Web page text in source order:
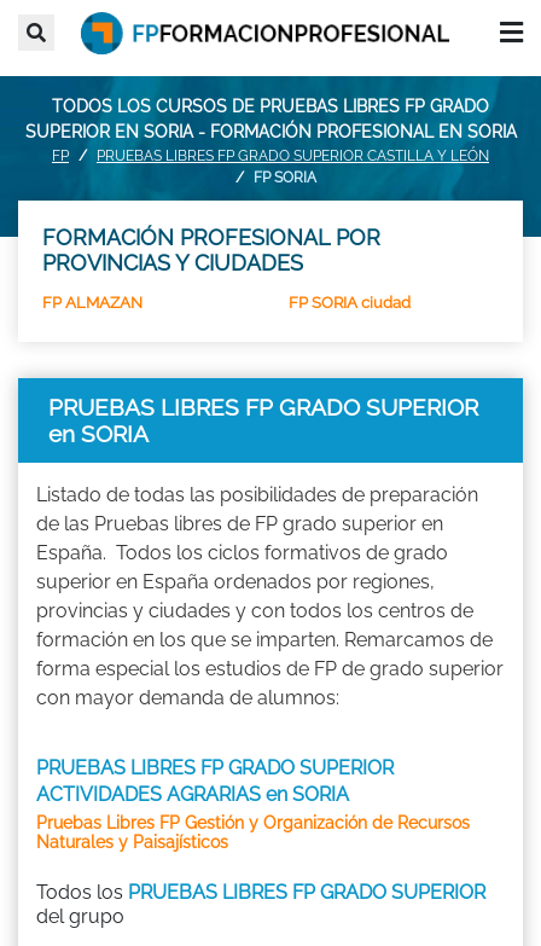
TODOS LOS CURSOS DE PRUEBAS LIBRES FP GRADO
SUPERIOR EN SORIA - FORMACIÓN PROFESIONAL EN SORIA
FP
PRUEBAS LIBRES FP GRADO SUPERIOR CASTILLA Y LEÓN
FP SORIA
FORMACIÓN PROFESIONAL POR
PROVINCIAS Y CIUDADES
FP ALMAZAN FP SORIA ciudad
PRUEBAS LIBRES FP GRADO SUPERIOR
en SORIA
Listado de todas las posibilidades de preparación
de las Pruebas libres de FP grado superior en
España. Todos los ciclos formativos de grado
superior en España ordenados por regiones,
provincias y ciudades y con todos los centros de
formación en los que se imparten. Remarcamos de
forma especial los estudios de FP de grado superior
con mayor demanda de alumnos:
PRUEBAS LIBRES FP GRADO SUPERIOR
ACTIVIDADES AGRARIAS en SORIA
Pruebas Libres FP Gestión y Organización de Recursos
Naturales y Paisajísticos
Todos los PRUEBAS LIBRES FP GRADO SUPERIOR
del grupo